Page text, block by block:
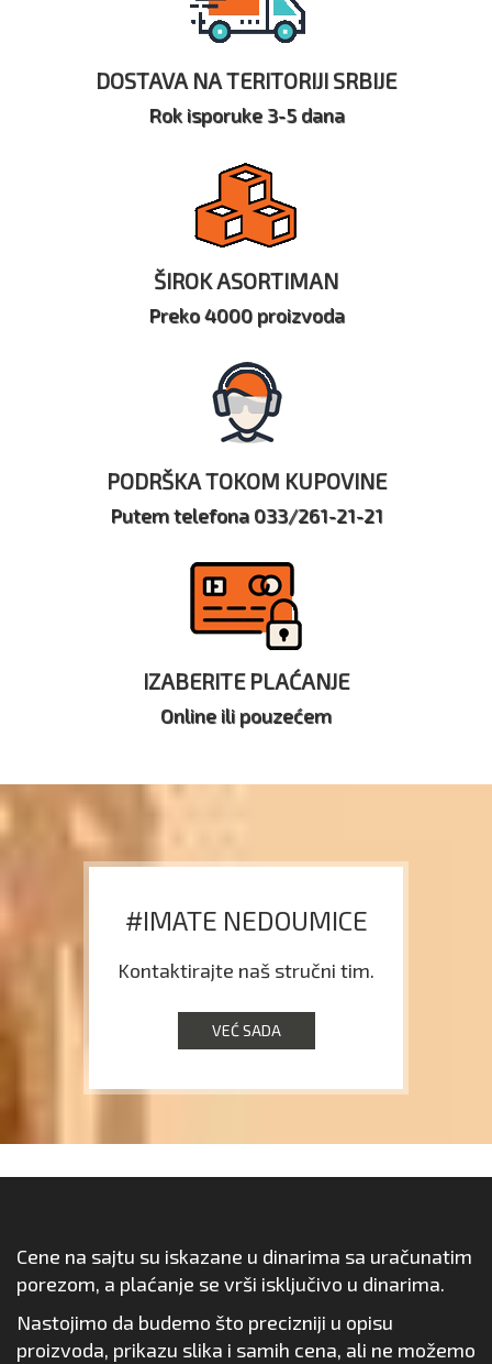
DOSTAVA NA TERITORIJI SRBIJE
Rok isporuke 3-5 dana
ŠIROK ASORTIMAN
Preko 4000 proizvoda
PODRŠKA TOKOM KUPOVINE
Putem telefona 033/261-21-21
IZABERITE PLAĆANJE
Online ili pouzećem
#IMATE NEDOUMICE
Kontaktirajte naš stručni tim.
VEĆ SADA
Cene na sajtu su iskazane u dinarima sa uračunatim
porezom, a plaćanje se vrši isključivo u dinarima.
Nastojimo da budemo što precizniji u opisu
proizvoda, prikazu slika i samih cena, ali ne možemo